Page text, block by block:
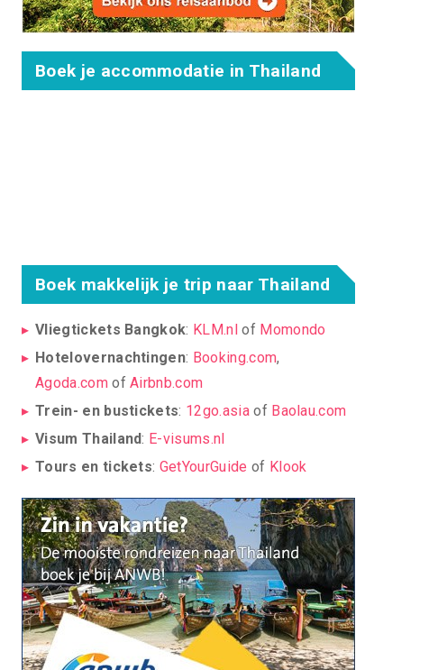
Boek je accommodatie in Thailand
Boek makkelijk je trip naar Thailand
Vliegtickets Bangkok: KLM.nlof Momondo
Hotelovernachtingen: Booking.com,
Agoda.comofAirbnb.com
Trein- en bustickets: 12go.asiaof Baolau.com
Visum Thailand: E-visums.nl
Tours en tickets: GetYourGuide of Klook